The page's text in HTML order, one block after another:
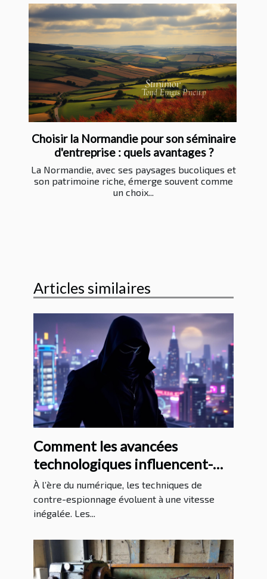
Choisir la Normandie pour son séminaire
d'entreprise : quels avantages ?
La Normandie, avec ses paysages bucoliques et
son patrimoine riche, émerge souvent comme
un choix...
Articles similaires
Comment les avancées
technologiques influencent-
elles les méthodes de contre-
espionnage ?
À l’ère du numérique, les techniques de
contre-espionnage évoluent à une vitesse
inégalée. Les...